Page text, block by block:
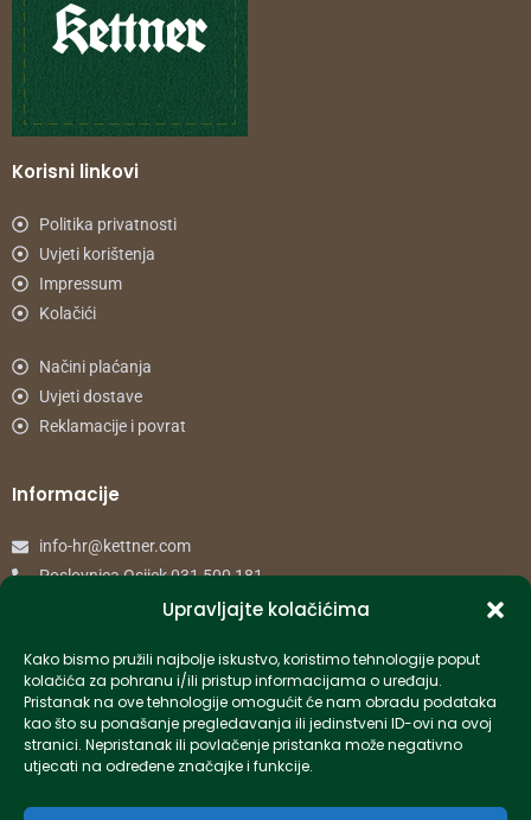
Upravljajte kolačićima
Kako bismo pružili najbolje iskustvo, koristimo tehnologije poput
kolačića za pohranu i/ili pristup informacijama o uređaju.
Pristanak na ove tehnologije omogućit će nam obradu podataka
kao što su ponašanje pregledavanja ili jedinstveni ID-ovi na ovoj
stranici. Nepristanak ili povlačenje pristanka može negativno
utjecati na određene značajke i funkcije.
Korisni linkovi
Politika privatnosti
Uvjeti korištenja
Impressum
Kolačići
Načini plaćanja
Uvjeti dostave
Reklamacije i povrat
Informacije
info-hr@kettner.com
Poslovnica Osijek 031 500 181
Poslovnica Zagreb 01 7798 900
© 2024 Kettner. Sva prava pridržana.